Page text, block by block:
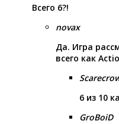
Всего 6?!
novax
Да. Игра
всего как
6 из 10
GroBoiD